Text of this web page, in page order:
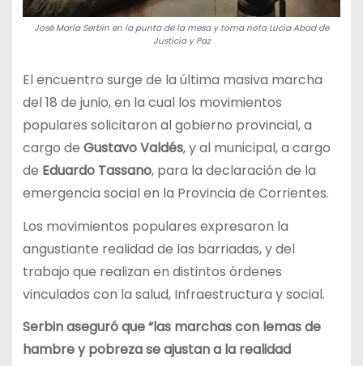
José María Serbin en la punta de la mesa y toma nota Lucía Abad de
Justicia y Paz
El encuentro surge de la última masiva marcha
del 18 de junio, en la cual los movimientos
populares solicitaron al gobierno provincial, a
cargo de Gustavo Valdés, y al municipal, a cargo
de Eduardo Tassano, para la declaración de la
emergencia social en la Provincia de Corrientes.
Los movimientos populares expresaron la
angustiante realidad de las barriadas, y del
trabajo que realizan en distintos órdenes
vinculados con la salud, Infraestructura y social.
Serbin aseguró que “las marchas con lemas de
hambre y pobreza se ajustan a la realidad